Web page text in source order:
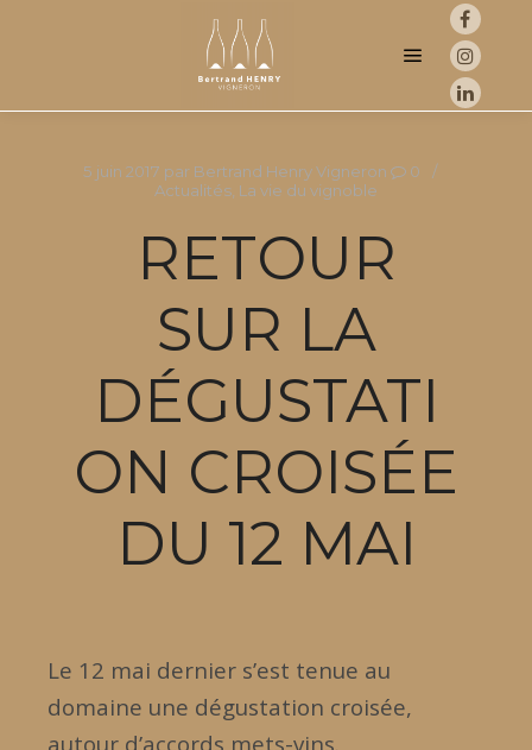
Menu
5 juin 2017 par Bertrand Henry Vigneron
0
Actualités La vie du vignoble
RETOUR
SUR LA
DÉGUSTATI
ON CROISÉE
DU 12 MAI
Le 12 mai dernier s’est tenue au
domaine une dégustation croisée,
autour d’accords mets-vins.